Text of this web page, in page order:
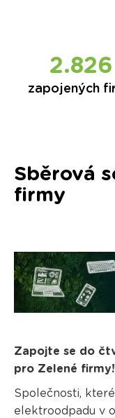
2.855
zapojených
Sběrová
firmy
Zapojte se do
pro Zelené firmy!
Společnosti,
elektroodpadu v